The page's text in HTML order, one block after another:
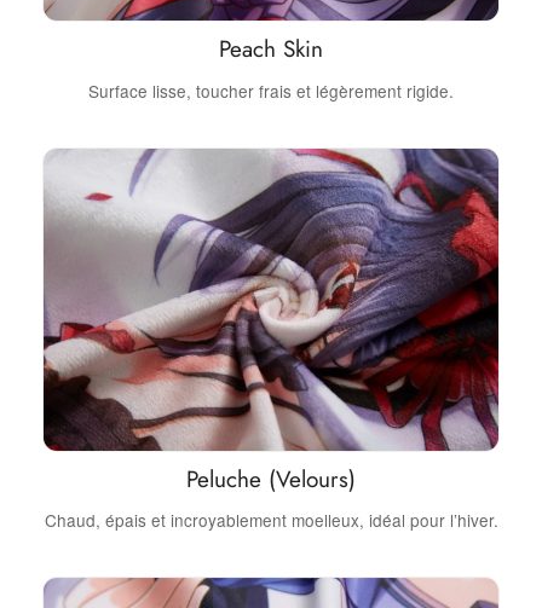
Peach Skin
Surface lisse, toucher frais et légèrement rigide.
Peluche (Velours)
Chaud, épais et incroyablement moelleux, idéal pour l’hiver.